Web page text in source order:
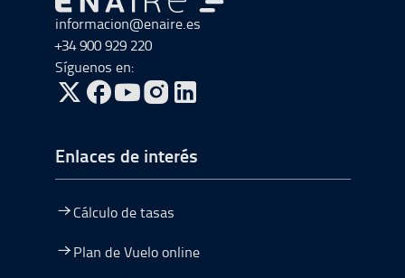
Ir a Ir al inicio
informacion@enaire.es
+34 900 929 220
Síguenos en:
ir a Twitter, abre en una nueva ventana
ir a Facebook, abre en una nueva ventana
ir a Youtube, abre en una nueva ventana
ir a Instagram, abre en una nueva
Enlaces de interés
Cálculo de tasas
Plan de Vuelo online